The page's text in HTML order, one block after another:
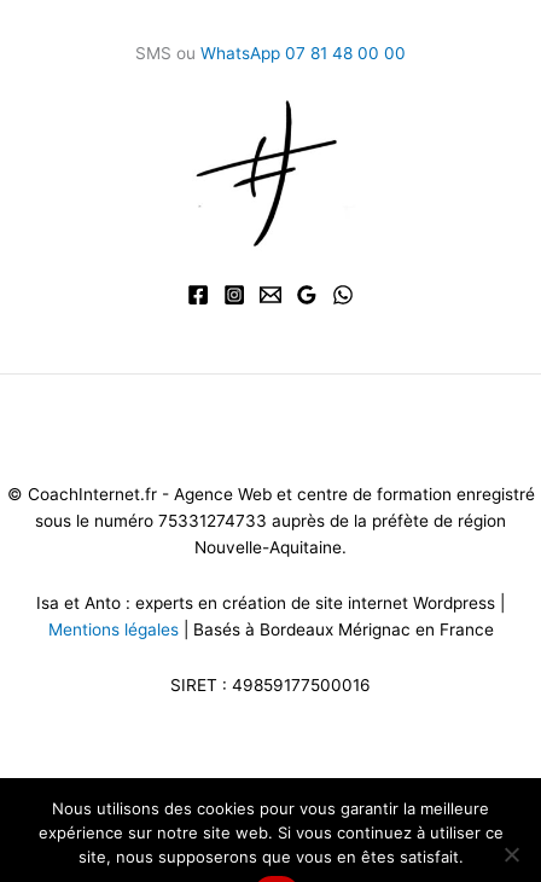
SMS ou WhatsApp 07 81 48 00 00
© CoachInternet.fr - Agence Web et centre de formation enregistré
sous le numéro 75331274733 auprès de la préfète de région
Nouvelle-Aquitaine.
Isa et Anto : experts en création de site internet Wordpress |
Mentions légales| Basés à Bordeaux Mérignac en France
SIRET : 49859177500016
Nous utilisons des cookies pour vous garantir la meilleure
expérience sur notre site web. Si vous continuez à utiliser ce
site, nous supposerons que vous en êtes satisfait.